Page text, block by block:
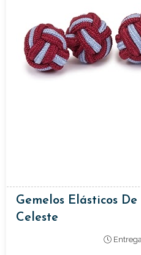
Gemelos Elásticos
Celeste